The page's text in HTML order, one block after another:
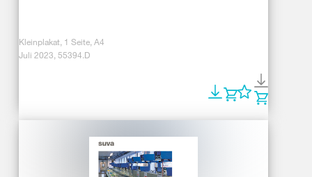
Kleinplakat, 1 Seite, A4
Juli 2023, 55394.D